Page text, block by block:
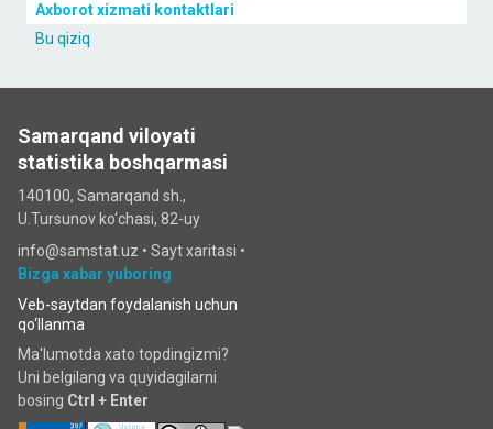
Axborot xizmati kontaktlari
Bu qiziq
Samarqand viloyati
statistika boshqarmasi
140100, Samarqand sh.,
U.Tursunov ko‘chаsi, 82-uy
info@samstat.uz • Sayt xaritasi •
Bizga xabar yuboring
Veb-saytdan foydalanish uchun
qo‘llanma
Ma'lumotda xato topdingizmi?
Uni belgilang va quyidagilarni
bosing Ctrl + Enter